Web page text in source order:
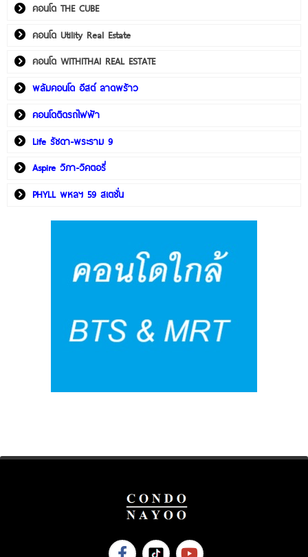
คอนโด THE CUBE
คอนโด Utility Real Estate
คอนโด WITHITHAI REAL ESTATE
พลัมคอนโด อีสต์ ลาดพร้าว
คอนโดติดรถไฟฟ้า
Life รัชดา-พระราม 9
Aspire วิภา-วิคตอรี่
PHYLL พหลฯ 59 สเตชั่น